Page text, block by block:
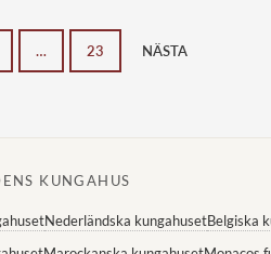
… 23 NÄSTA
KUNGAHUS
Nederländska kungahusetBelgiska